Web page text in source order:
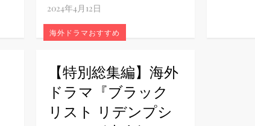
海外ドラマおすすめ
【特別総集編】海外
ドラマ『ブラック
リスト リデンプシ